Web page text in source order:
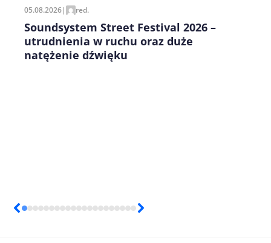
05.08.2026| red.
Soundsystem Street Festival 2026 –
utrudnienia w ruchu oraz duże
natężenie dźwięku